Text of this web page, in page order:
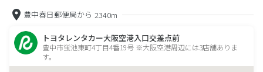
豊中春日郵便局から 2340m
トヨタレンタカー大阪空港入口交差点前
豊中市蛍池東町4丁目4番19号 ※大阪空港周辺には3店舗ありま
す。